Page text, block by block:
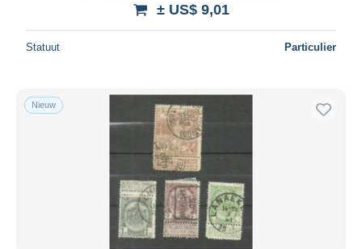
± US$ 9,01
Statuut Particulier
Nieuw